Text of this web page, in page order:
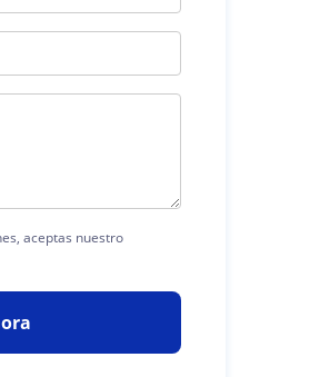
aceptas nuestro